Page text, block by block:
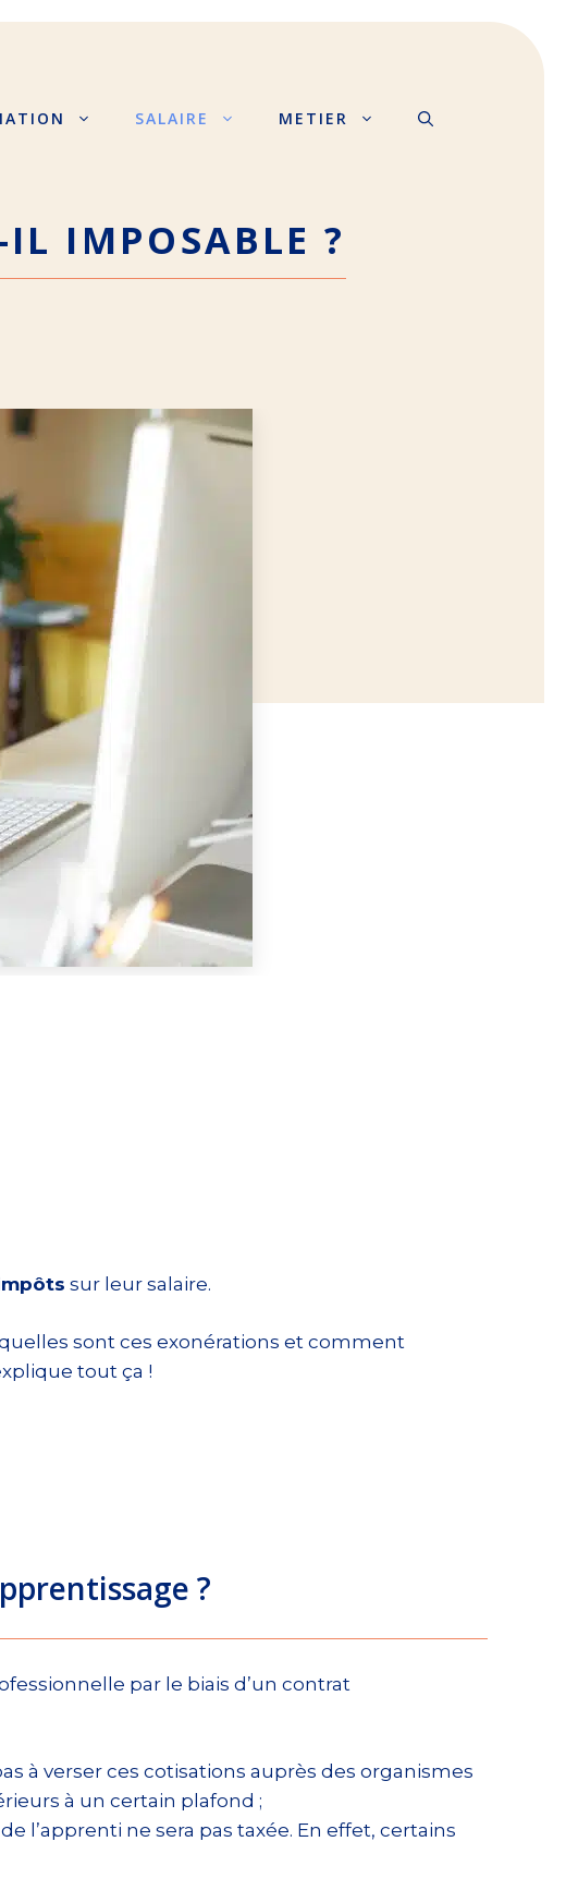
SALAIRE METIER
IL IMPOSABLE ?
sur leur salaire.
sont ces exonérations et comment
tout ça !
?
par le biais d’un contrat
à verser ces cotisations auprès des organismes
à un certain plafond ;
l’apprenti ne sera pas taxée. En effet, certains